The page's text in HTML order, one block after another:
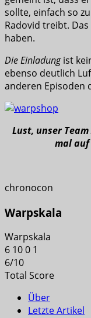
sollte, einfach so
Radovid treibt.
haben.
Die Einladungist
ebenso deutlich
anderen Episoden
Lust, unser
mal
chronocon
Warpskala
Warpskala
6 100 1
6/10
Total Score
Über
Letzte Artikel